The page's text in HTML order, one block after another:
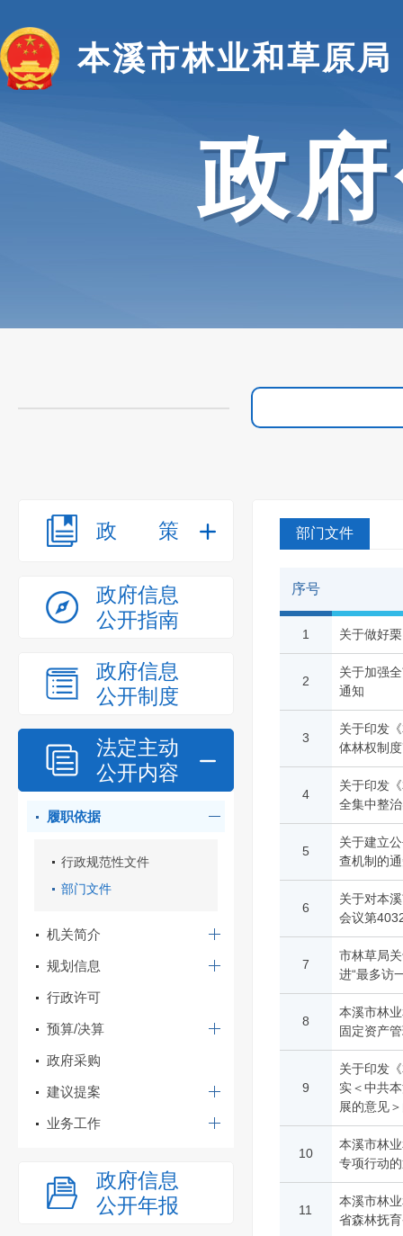
本溪市林业和草原局
政
政策
政府信息
公开指南
政府信息
公开制度
法定主动
公开内容
履职依据
行政规范性文件
部门文件
机关简介
规划信息
行政许可
预算/决算
政府采购
建议提案
业务工作
政府信息
公开年报
部门文件
序号
1 关于做好
2
关于加强
通知
3
关于印发
体林权制
4
关于印发
全集中整
5
关于建立
查机制的
6
关于对本
会议第
7
市林草局
进“最多访
8
本溪市林
固定资产
9
关于印发
实＜中共
展的意见
10
本溪市林
专项行动
11
本溪市林
省森林抚